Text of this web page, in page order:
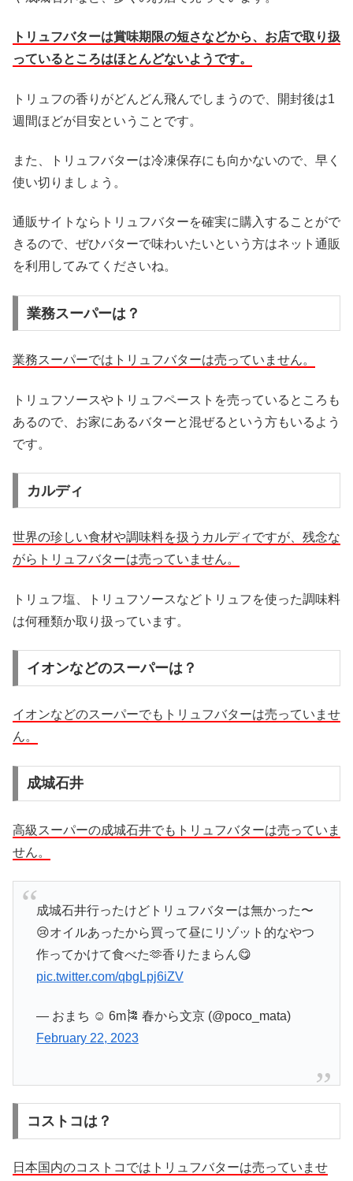
トリュフバターは賞味期限の短さなどから、お店で取り扱
っているところはほとんどないようです。
トリュフの香りがどんどん飛んでしまうので、開封後は1
週間ほどが目安ということです。
また、トリュフバターは冷凍保存にも向かないので、早く
使い切りましょう。
通販サイトならトリュフバターを確実に購入することがで
きるので、ぜひバターで味わいたいという方はネット通販
を利用してみてくださいね。
業務スーパーは？
業務スーパーではトリュフバターは売っていません。
トリュフソースやトリュフペーストを売っているところも
あるので、お家にあるバターと混ぜるという方もいるよう
です。
カルディ
世界の珍しい食材や調味料を扱うカルディですが、残念な
がらトリュフバターは売っていません。
トリュフ塩、トリュフソースなどトリュフを使った調味料
は何種類か取り扱っています。
イオンなどのスーパーは？
イオンなどのスーパーでもトリュフバターは売っていませ
ん。
成城石井
高級スーパーの成城石井でもトリュフバターは売っていま
せん。
成城石井行ったけどトリュフバターは無かった〜
😢オイルあったから買って昼にリゾット的なやつ
作ってかけて食べた🫶香りたまらん😋
pic.twitter.com/qbgLpj6iZV
— おまち ☺︎ 6m🎏 春から文京 (@poco_mata)
February 22, 2023
コストコは？
日本国内のコストコではトリュフバターは売っていませ